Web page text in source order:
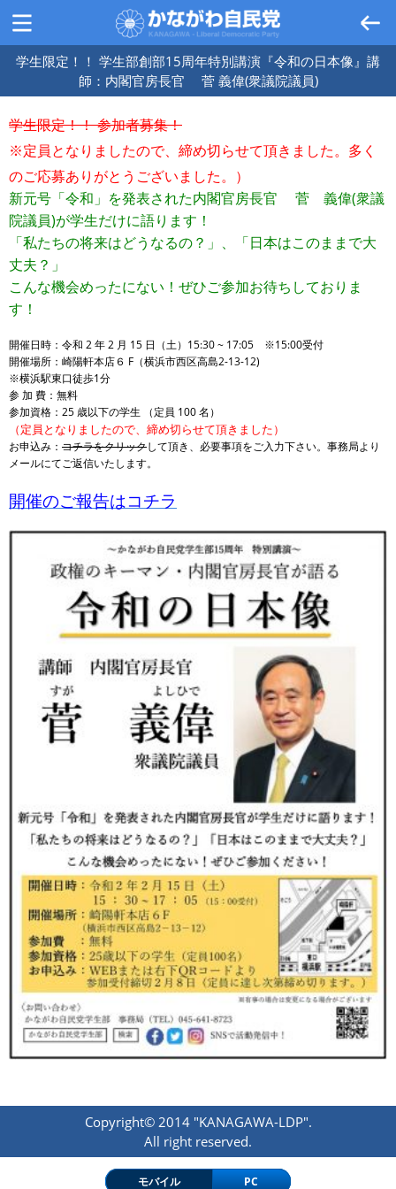
学生限定！！ 学生部創部15周年特別講演『令和の日本像』講
師：内閣官房長官 菅 義偉(衆議院議員)
学生限定！！ 参加者募集！
※定員となりましたので、締め切らせて頂きました。多く
のご応募ありがとうございました。）
新元号「令和」を発表された内閣官房長官 菅 義偉(衆議
院議員)が学生だけに語ります！
「私たちの将来はどうなるの？」、
「日本はこのままで大
丈夫？」
こんな機会めったにない！ぜひご参加お待ちしておりま
す！
開催日時：令和 2 年 2 月 15 日（土）15:30 ~ 17:05 ※15:00受付
開催場所：崎陽軒本店６ F（横浜市西区高島2-13-12)
※横浜駅東口徒歩1分
参 加 費：無料
参加資格：25 歳以下の学生 （定員 100 名）
（定員となりましたので、締め切らせて頂きました）
お申込み： コチラをクリックして頂き、必要事項をご入力下さい。 事務局より
メールにてご返信いたします。
開催のご報告はコチラ
Copyright© 2014 "KANAGAWA-LDP".
All right reserved.
モバイル PC